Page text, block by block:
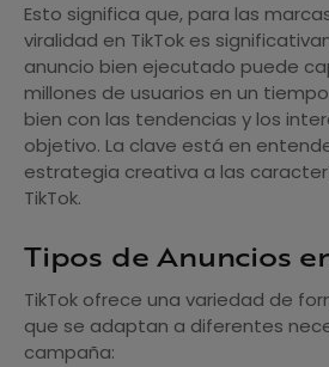
Esto significa que, para las
viralidad en TikTok es
anuncio bien ejecutado puede
millones de usuarios en un
bien con las tendencias y los
objetivo. La clave está en
estrategia creativa a las
TikTok.
Tipos de Anuncios
TikTok ofrece una variedad de
que se adaptan a diferentes
campaña: